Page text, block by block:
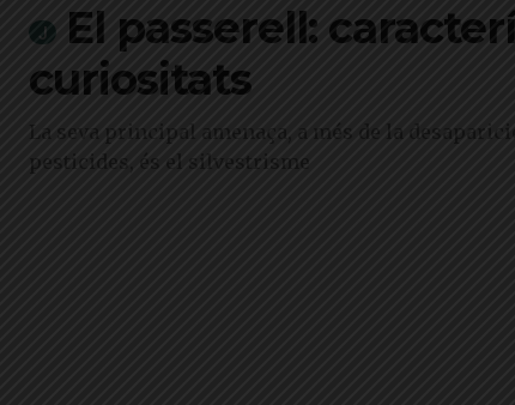
El passerell:
curiositats
La seva principal amenaça, a més de la
pesticides, és el silvestrisme